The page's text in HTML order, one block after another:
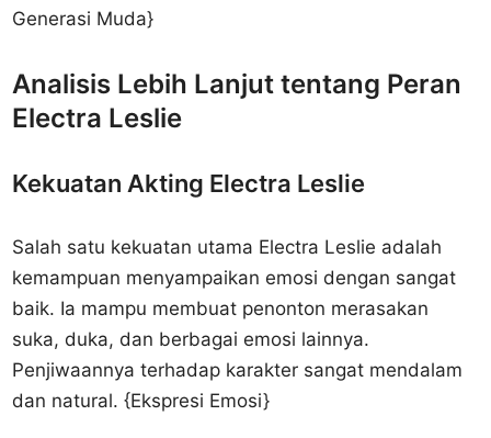
Generasi Muda}
Analisis Lebih Lanjut tentang Peran
Electra Leslie
Kekuatan Akting Electra Leslie
Salah satu kekuatan utama Electra Leslie adalah
kemampuan menyampaikan emosi dengan sangat
baik. Ia mampu membuat penonton merasakan
suka, duka, dan berbagai emosi lainnya.
Penjiwaannya terhadap karakter sangat mendalam
dan natural. {Ekspresi Emosi}